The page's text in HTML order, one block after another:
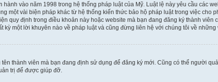
hành vào năm 1998 trong hệ thống pháp luật của Mỹ. Luật lệ này yêu cầu các
vài biện pháp khác từ hệ thống kiến thức bảo hộ pháp luật trong việc cho
quy định trong điều khoản này hoặc website mà bạn đang đăng ký thành
một lời khuyên nào về pháp luật và cũng đừng liên hệ với chúng tôi về
thành viên mà bạn đang định sử dụng để đăng ký mới. Cũng có thể người
trị để được giúp đỡ.